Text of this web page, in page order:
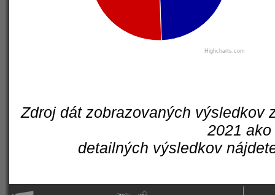
Highcharts.com
Zdroj dát zobrazovaných výsledkov
2021
detailných výsledkov